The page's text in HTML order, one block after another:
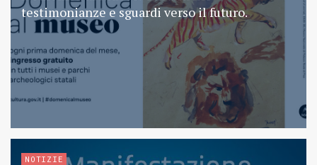
testimonianze e sguardi verso il futuro.
NOTIZIE